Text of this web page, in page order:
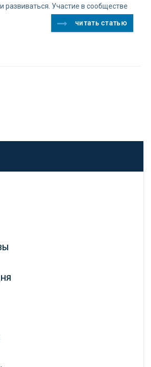
развиваться. Участие в сообществе
читать статью